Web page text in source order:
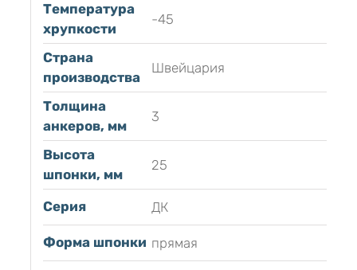
Температура
хрупкости
-45
Страна
производства
Швейцария
Толщина
анкеров, мм
3
Высота
шпонки, мм
25
Серия ДК
Форма шпонки прямая